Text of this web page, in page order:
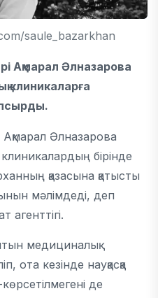
saule_bazarkhan
Ақмарал Әлназарова
клиникаларға
Ақмарал Әлназарова
бірінде
қазасына қатысты
мәлімдеді, деп
агенттігі.
медициналық
ота кезінде науқасқа
де